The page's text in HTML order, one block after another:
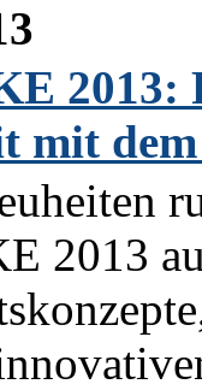
2013:
mit
2013